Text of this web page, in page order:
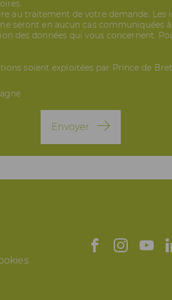
au traitement de votre demande.
seront en aucun cas communiquées
des données qui vous concernent.
soient exploitées par Prince de
Envoyer